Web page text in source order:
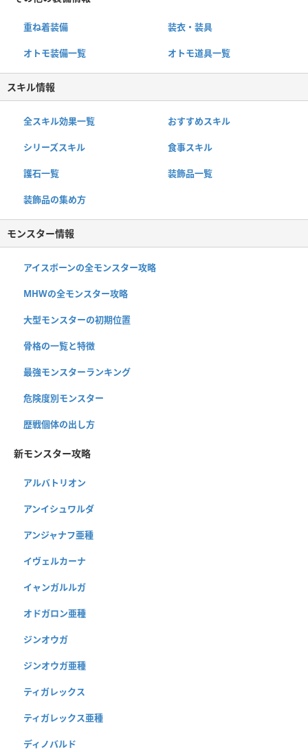
重ね着装備 装衣・装具
オトモ装備一覧 オトモ道具一覧
スキル情報
全スキル効果一覧 おすすめスキル
シリーズスキル 食事スキル
護石一覧 装飾品一覧
装飾品の集め方
モンスター情報
アイスボーンの全モンスター攻略
MHWの全モンスター攻略
大型モンスターの初期位置
骨格の一覧と特徴
最強モンスターランキング
危険度別モンスター
歴戦個体の出し方
新モンスター攻略
アルバトリオン
アンイシュワルダ
アンジャナフ亜種
イヴェルカーナ
イャンガルルガ
オドガロン亜種
ジンオウガ
ジンオウガ亜種
ティガレックス
ティガレックス亜種
ディノバルド